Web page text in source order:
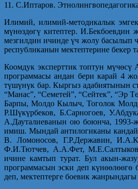
11. С.Иптаров.
Илимий, илимий-методикалык
мүнөздөгү китептер. И.Бекбоевдин
мезгилдин ичинде үч жолу басылып
республиканын мектептерине бекер
Коомдук эксперттик топтун
программасы андан бери карай 4
түшүнүк бар. Кыргыз адабиятынын
“Манас”, “Семетей”, “Сейтек”, “Эр
Барпы, Молдо Кылыч, Тоголок
Р.Шүкүрбеков, Б.Сарногоев,
А.Дауталиеванын ою боюнча, 1993-
имиш. Мындай антилогиканы
В. Ломоносов, Г.Р.Державин,
Ф.И.Тютчев, А.А.Фет,
ичине камтып турат. Бул акын-
программасын эски деп
деп, мектептерге боевик